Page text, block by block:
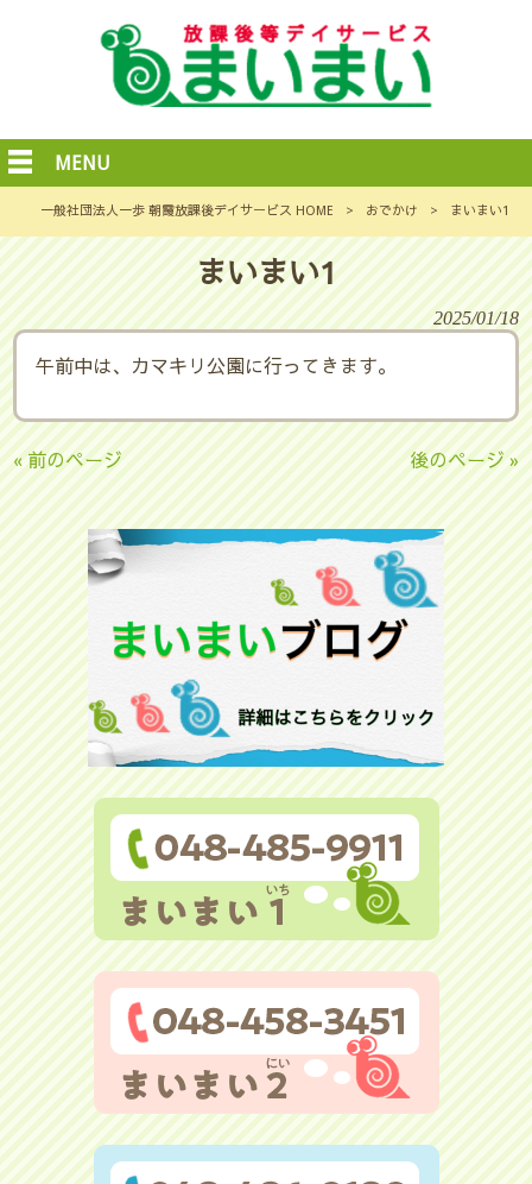
MENU
一般社団法人一歩 朝霞放課後デイサービス HOME > おでかけ > まいまい1
まいまい1
2025/01/18
午前中は、カマキリ公園に行ってきます。
« 前のページ 後のページ »